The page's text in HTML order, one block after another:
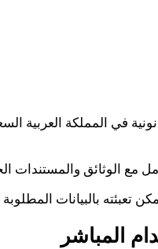
في المملكة
مع الوثائق
بالبيانات
المباشر